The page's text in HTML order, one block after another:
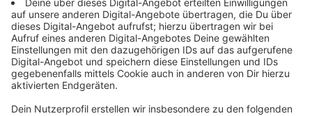
Jahr in Deutschland einen Schlaganfall. Das Gehirn wird
nicht mehr richtig durchblutet. Gehirnzellen sterben ab.
Bei der Behandlung zählt also jede Minute. Deshalb
gibt es Stroke Units auf denen ausschließlich
Menschen mit Schlaganfall behandelt werden. Denn
dadurch steigt die Chance, den Hirnschlag zu
überleben und ohne Folgeschäden zu bleiben um 25